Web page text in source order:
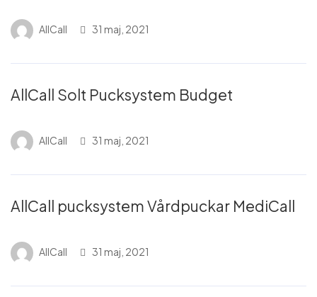
AllCall 31 maj, 2021
AllCall Solt Pucksystem Budget
AllCall 31 maj, 2021
AllCall pucksystem Vårdpuckar MediCall
AllCall 31 maj, 2021